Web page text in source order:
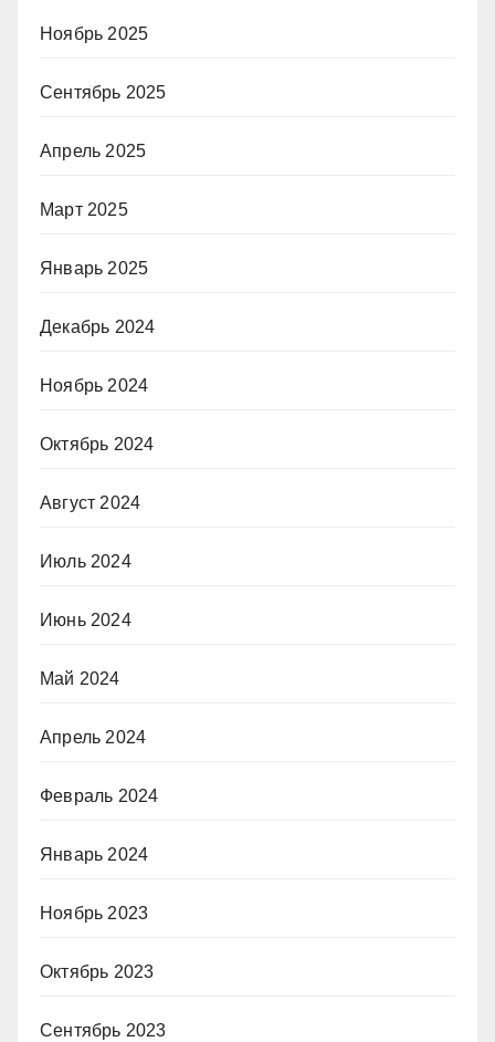
Ноябрь 2025
Сентябрь 2025
Апрель 2025
Март 2025
Январь 2025
Декабрь 2024
Ноябрь 2024
Октябрь 2024
Август 2024
Июль 2024
Июнь 2024
Май 2024
Апрель 2024
Февраль 2024
Январь 2024
Ноябрь 2023
Октябрь 2023
Сентябрь 2023